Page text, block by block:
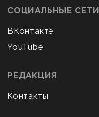
СОЦИАЛЬНЫЕ СЕТИ
ВКонтакте
YouTube
РЕДАКЦИЯ
Контакты